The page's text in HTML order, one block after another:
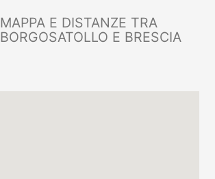
MAPPA E DISTANZE TRA
BORGOSATOLLO E BRESCIA